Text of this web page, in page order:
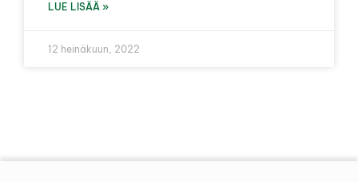
LUE LISÄÄ »
12 heinäkuun, 2022